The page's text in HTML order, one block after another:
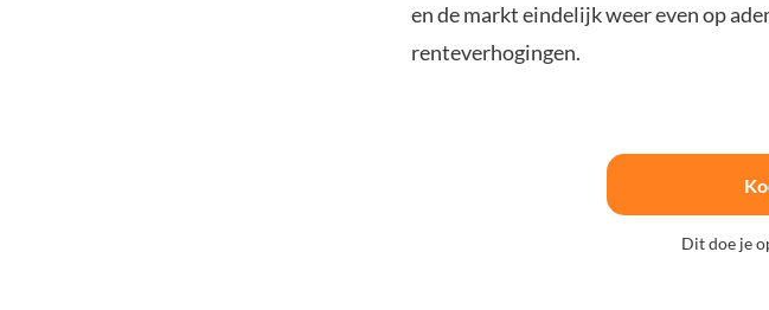
en de markt eindelijk weer even op
renteverhogingen.
Dit doe je